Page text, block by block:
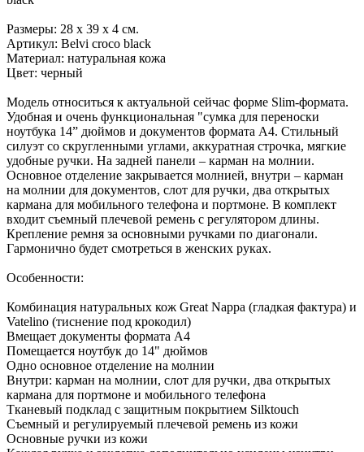
Размеры: 28 х 39 х 4 см.
Артикул: Belvi croco black
Материал: натуральная кожа
Цвет: черный
Модель относиться к актуальной сейчас форме Slim-формата.
Удобная и очень функциональная "сумка для переноски
ноутбука 14” дюймов и документов формата А4. Стильный
силуэт со скругленными углами, аккуратная строчка, мягкие
удобные ручки. На задней панели – карман на молнии.
Основное отделение закрывается молнией, внутри – карман
на молнии для документов, слот для ручки, два открытых
кармана для мобильного телефона и портмоне. В комплект
входит съемный плечевой ремень с регулятором длины.
Крепление ремня за основными ручками по диагонали.
Гармонично будет смотреться в женских руках.
Особенности:
Комбинация натуральных кож Great Nappa (гладкая фактура) и
Vatelino (тиснение под крокодил)
Вмещает документы формата А4
Помещается ноутбук до 14" дюймов
Одно основное отделение на молнии
Внутри: карман на молнии, слот для ручки, два открытых
кармана для портмоне и мобильного телефона
Тканевый подклад с защитным покрытием Silktouch
Съемный и регулируемый плечевой ремень из кожи
Основные ручки из кожи